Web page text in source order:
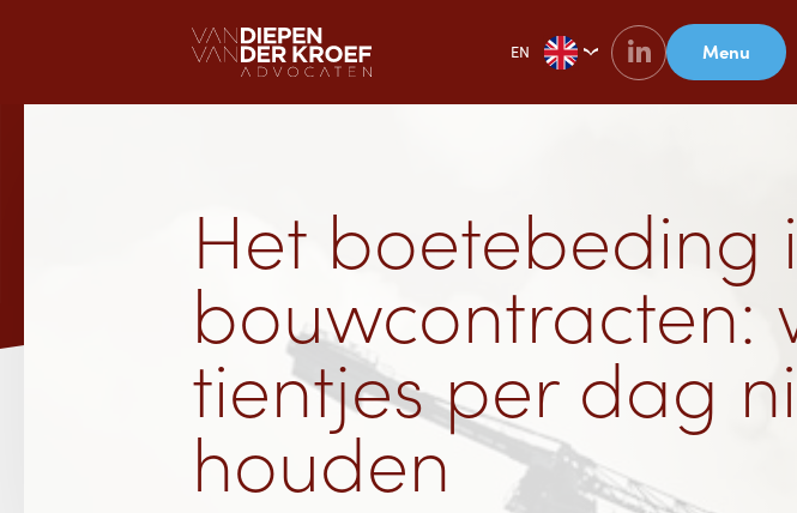
EN Menu
Het boetebeding
tientjes per dag
houden